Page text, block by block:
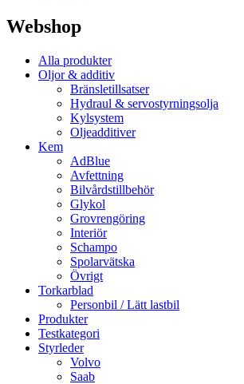
Webshop
Alla produkter
Oljor & additiv
Bränsletillsatser
Hydraul & servostyrningsolja
Kylsystem
Oljeadditiver
Kem
AdBlue
Avfettning
Bilvårdstillbehör
Glykol
Grovrengöring
Interiör
Schampo
Spolarvätska
Övrigt
Torkarblad
Personbil / Lätt lastbil
Produkter
Testkategori
Styrleder
Volvo
Saab